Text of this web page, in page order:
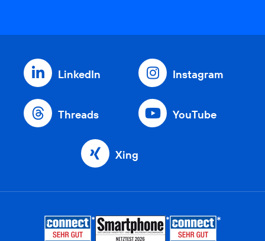
LinkedIn Instagram
Threads YouTube
Xing